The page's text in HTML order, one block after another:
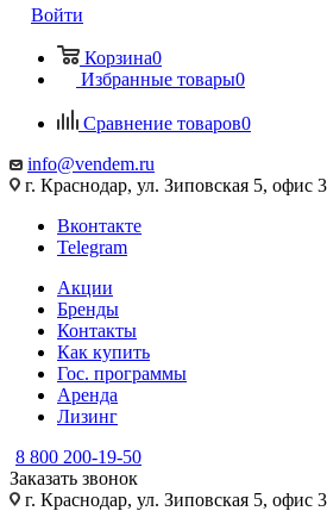
Войти
Корзина0
Избранные товары0
Сравнение товаров0
info@vendem.ru
г. Краснодар, ул. Зиповская 5, офис
Вконтакте
Telegram
Акции
Бренды
Контакты
Как купить
Гос. программы
Аренда
Лизинг
8 800 200-19-50
Заказать звонок
г. Краснодар, ул. Зиповская 5, офис